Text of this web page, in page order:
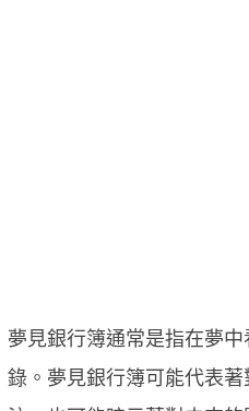
夢見銀行簿通常是指在夢
錄。夢見銀行簿可能代表